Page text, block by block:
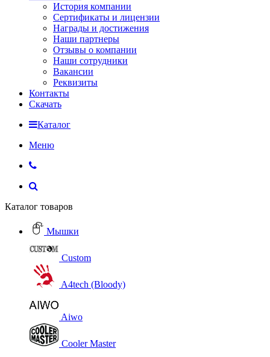
История компании
Сертификаты и лицензии
Награды и достижения
Наши партнеры
Отзывы о компании
Наши сотрудники
Вакансии
Реквизиты
Контакты
Скачать
Каталог
Меню
Каталог товаров
Мышки
Custom
A4tech (Bloody)
Aiwo
Cooler Master